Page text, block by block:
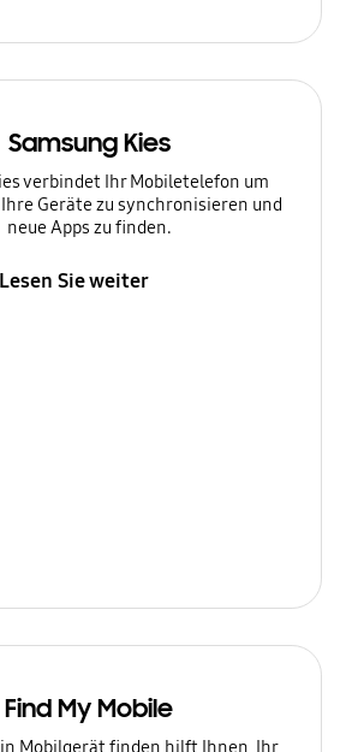
Samsung Kies
verbindet Ihr Mobiletelefon um
Geräte zu synchronisieren und
neue Apps zu finden.
Lesen Sie weiter
Find My Mobile
Mobilgerät finden hilft Ihnen, Ihr